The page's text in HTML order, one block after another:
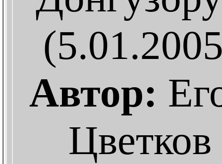
Автор:
Цветков